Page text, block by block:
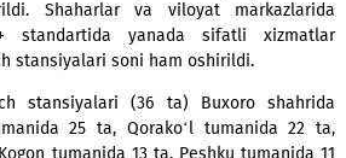
amalga oshirishda Buxoro
olingan.
ta mutlaqo yangi tayanch stansiyalari
LTE tarmoqlari qamrovi, ayniqsa
Shaharlar va viloyat